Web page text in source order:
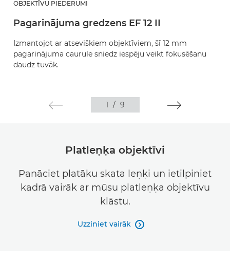
OBJEKTĪVU PIEDERUMI
Pagarinājuma gredzens EF 12 II
Izmantojot ar atseviškiem objektīviem, šī 12 mm
pagarinājuma caurule sniedz iespēju veikt fokusēšanu
daudz tuvāk.
1 / 9
Platleņķa objektīvi
Panāciet platāku skata leņķi un ietilpiniet
kadrā vairāk ar mūsu platleņķa objektīvu
klāstu.
Uzziniet vairāk 